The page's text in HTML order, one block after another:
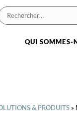
QUI SOMMES-
& PRODUITS »